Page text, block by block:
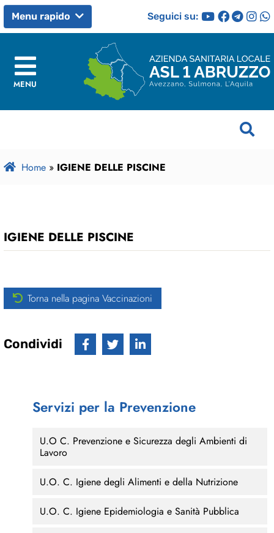
Menu rapido Seguici su:
MENU
Home » IGIENE DELLE PISCINE
IGIENE DELLE PISCINE
Torna nella pagina Vaccinazioni
Condividi
Servizi per la Prevenzione
U.O C. Prevenzione e Sicurezza degli Ambienti di
Lavoro
U.O. C. Igiene degli Alimenti e della Nutrizione
U.O. C. Igiene Epidemiologia e Sanità Pubblica